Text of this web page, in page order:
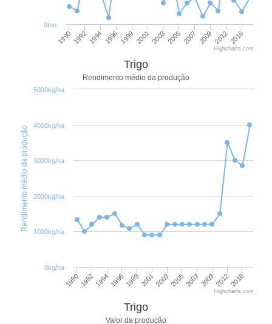
1990 19921994 1996 1999 20012003 2005 2007 2009 20122016
0ton
Highcharts.com
Rendimento médio da produção
Trigo
Rendimento médio da produção
199019921994199619992001200320052007 200920122016
0kg/ha
1000kg/ha
2000kg/ha
3000kg/ha
4000kg/ha
5000kg/ha
Highcharts.com
Trigo
Valor da produção